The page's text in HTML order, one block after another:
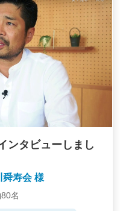
ンタビューしまし
舜寿会 様
名